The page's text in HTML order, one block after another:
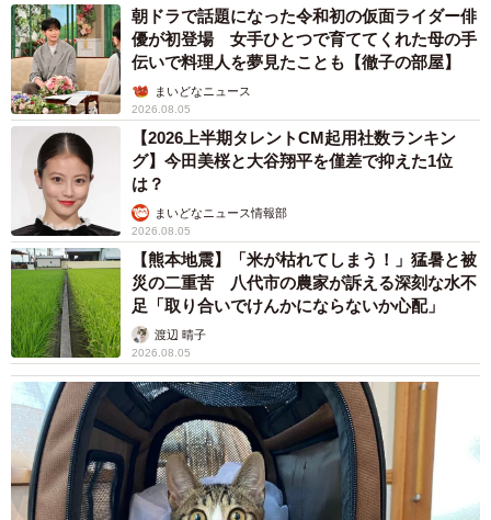
朝ドラで話題になった令和初の仮面ライダー俳
優が初登場 女手ひとつで育ててくれた母の手
伝いで料理人を夢見たことも【徹子の部屋】
まいどなニュース
2026.08.05
【2026上半期タレントCM起用社数ランキン
グ】今田美桜と大谷翔平を僅差で抑えた1位
は？
まいどなニュース情報部
2026.08.05
【熊本地震】「米が枯れてしまう！」猛暑と被
災の二重苦 八代市の農家が訴える深刻な水不
足「取り合いでけんかにならないか心配」
渡辺 晴子
2026.08.05